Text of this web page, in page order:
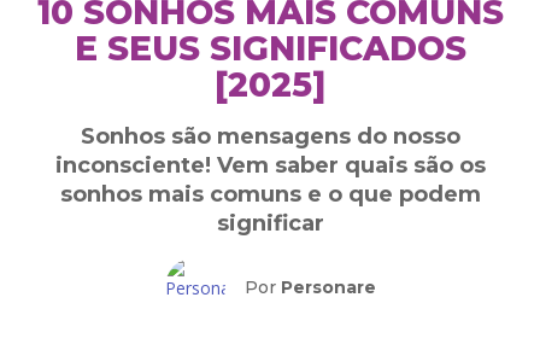
10 SONHOS MAIS COMUNS
E SEUS SIGNIFICADOS
[2025]
Sonhos são mensagens do nosso
inconsciente! Vem saber quais são os
sonhos mais comuns e o que podem
significar
Por Personare